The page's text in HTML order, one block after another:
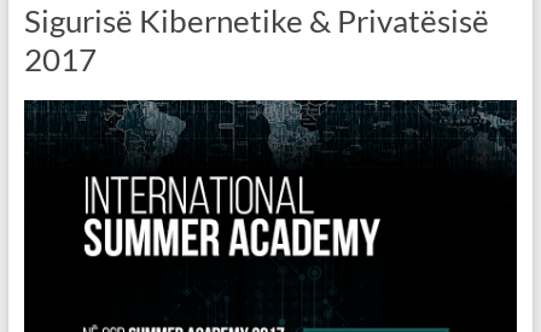
Sigurisë Kibernetike & Privatësisë
2017